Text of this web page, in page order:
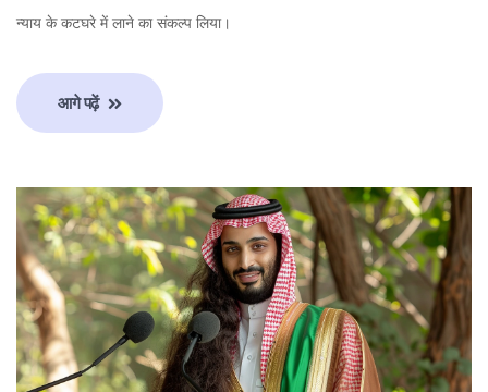
न्याय के कटघरे में लाने का संकल्प लिया।
आगे पढ़ें